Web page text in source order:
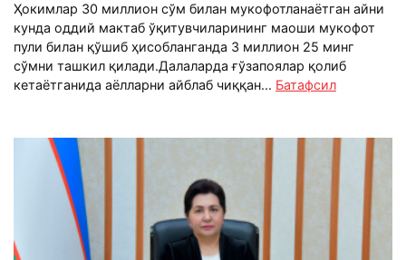
Ҳокимлар 30 миллион сўм билан мукофотланаётган айни
кунда оддий мактаб ўқитувчиларининг маоши мукофот
пули билан қўшиб ҳисобланганда 3 миллион 25 минг
сўмни ташкил қилади.Далаларда ғўзапоялар қолиб
кетаётганида аёлларни айблаб чиққан... Батафсил